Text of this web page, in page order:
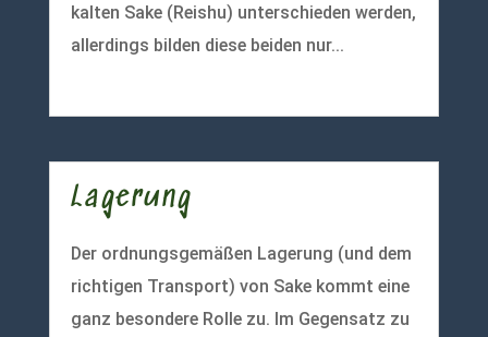
kalten Sake (Reishu) unterschieden werden,
allerdings bilden diese beiden nur...
Lagerung
Der ordnungsgemäßen Lagerung (und dem
richtigen Transport) von Sake kommt eine
ganz besondere Rolle zu. Im Gegensatz zu